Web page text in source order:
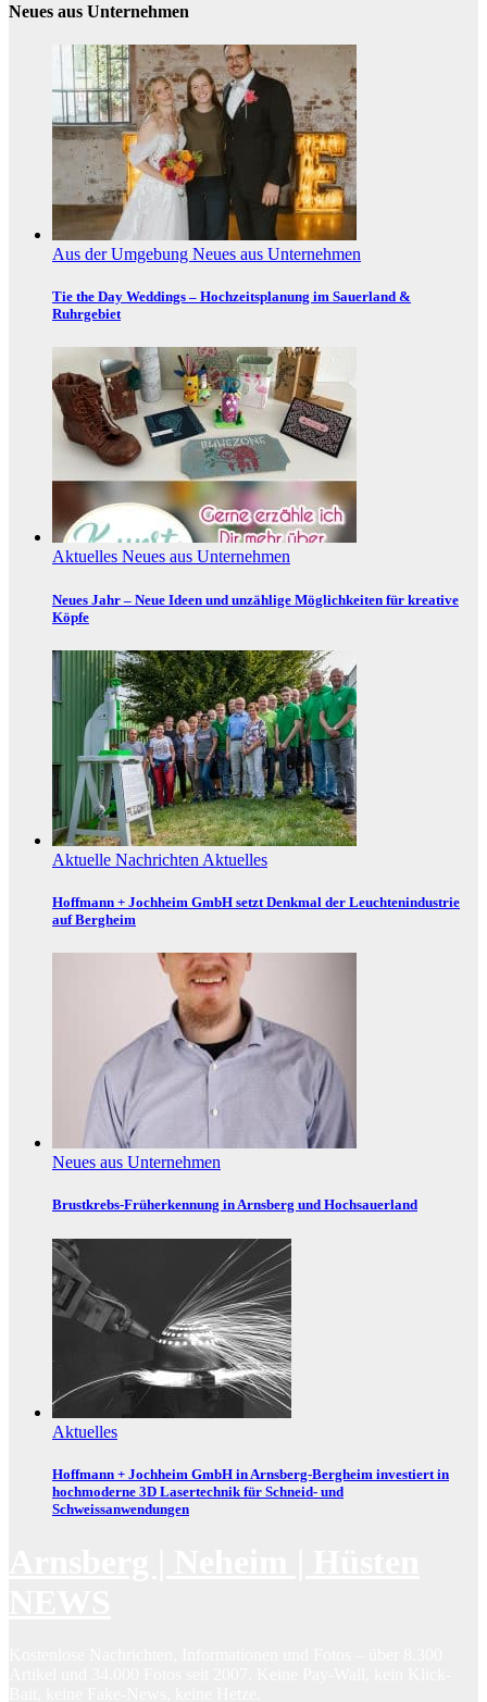
Neues aus Unternehmen
Aus der Umgebung Neues aus Unternehmen
Tie the Day Weddings – Hochzeitsplanung im Sauerland &
Ruhrgebiet
Aktuelles Neues aus Unternehmen
Neues Jahr – Neue Ideen und unzählige Möglichkeiten für kreative
Köpfe
Aktuelle Nachrichten Aktuelles
Hoffmann + Jochheim GmbH setzt Denkmal der Leuchtenindustrie
auf Bergheim
Neues aus Unternehmen
Brustkrebs-Früherkennung in Arnsberg und Hochsauerland
Aktuelles
Hoffmann + Jochheim GmbH in Arnsberg-Bergheim investiert in
hochmoderne 3D Lasertechnik für Schneid- und
Schweissanwendungen